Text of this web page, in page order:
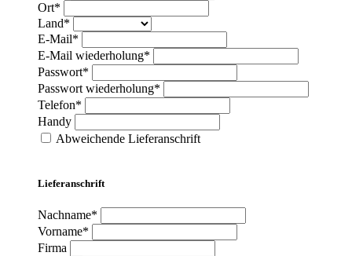
Ort*
Land*
E-Mail*
E-Mail wiederholung*
Passwort*
Passwort wiederholung*
Telefon*
Handy
Abweichende Lieferanschrift
Lieferanschrift
Nachname*
Vorname*
Firma